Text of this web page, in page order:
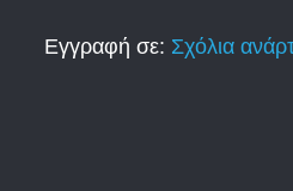
Εγγραφή σε: Σχόλια